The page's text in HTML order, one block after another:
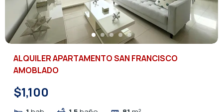
ALQUILER APARTAMENTO SAN FRANCISCO
AMOBLADO
$1,100